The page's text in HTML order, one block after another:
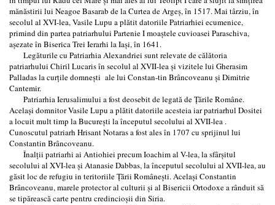
mănăstirii lui Neagoe Basarab de la Curtea de Argeş, în 1517. Mai târziu, în
secolul al XVI-lea, Vasile Lupu a plătit datoriile Patriarhiei ecumenice,
primind din partea patriarhului Partenie I moaştele cuvioasei Paraschiva,
aşezate în Biserica Trei Ierarhi la Iaşi, în 1641.
Legăturile cu Patriarhia Alexandriei sunt relevate de călătoria
patriarhului Chiril Lucaris în secolul al XVII-lea şi vizitele lui Gherasim
Palladas la curţile domneşti ale lui Constan-tin Brâncoveanu şi Dimitrie
Cantemir.
Patriarhia Ierusalimului a fost deosebit de legată de Ţările Române.
Acelaşi domnitor Vasile Lupu a plătit datoriile acesteia iar patriarhul Dositei
a locuit mult timp la Bucureşti la începutul secolului al XVII-lea .
Cunoscutul patriarh Hrisant Notaras a fost ales în 1707 cu sprijinul lui
Constantin Brâncoveanu.
Înalţii patriarhi ai Antiohiei precum Ioachim al V-lea, la sfârşitul
secolului al XVI-lea şi Atanasie Dabbas, la începutul secolului al XVII-lea, au
găsit loc de refugiu in teritoriile Ţării Româneşti. Acelaşi Constantin
Brâncoveanu, marele protector al culturii şi al Bisericii Ortodoxe a rânduit să
se tipărească carte pentru credincioşii din Siria.